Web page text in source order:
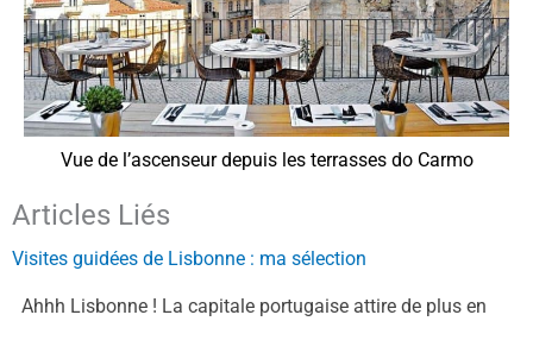
Vue de l’ascenseur depuis les terrasses do Carmo
Articles Liés
Visites guidées de Lisbonne : ma sélection
Ahhh Lisbonne ! La capitale portugaise attire de plus en